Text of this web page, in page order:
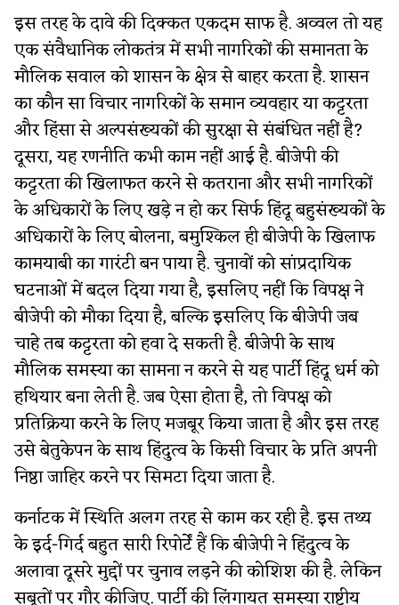
इस तरह के दावे की दिक्कत एकदम साफ है. अव्वल तो यह
एक संवैधानिक लोकतंत्र में सभी नागरिकों की समानता के
मौलिक सवाल को शासन के क्षेत्र से बाहर करता है. शासन
का कौन सा विचार नागरिकों के समान व्यवहार या कट्टरता
और हिंसा से अल्पसंख्यकों की सुरक्षा से संबंधित नहीं है?
दूसरा, यह रणनीति कभी काम नहीं आई है. बीजेपी की
कट्टरता की खिलाफत करने से कतराना और सभी नागरिकों
के अधिकारों के लिए खड़े न हो कर सिर्फ हिंदू बहुसंख्यकों के
अधिकारों के लिए बोलना, बमुश्किल ही बीजेपी के खिलाफ
कामयाबी का गारंटी बन पाया है. चुनावों को सांप्रदायिक
घटनाओं में बदल दिया गया है, इसलिए नहीं कि विपक्ष ने
बीजेपी को मौका दिया है, बल्कि इसलिए कि बीजेपी जब
चाहे तब कट्टरता को हवा दे सकती है. बीजेपी के साथ
मौलिक समस्या का सामना न करने से यह पार्टी हिंदू धर्म को
हथियार बना लेती है. जब ऐसा होता है, तो विपक्ष को
प्रतिक्रिया करने के लिए मजबूर किया जाता है और इस तरह
उसे बेतुकेपन के साथ हिंदुत्व के किसी विचार के प्रति अपनी
निष्ठा जाहिर करने पर सिमटा दिया जाता है.
कर्नाटक में स्थिति अलग तरह से काम कर रही है. इस तथ्य
के इर्द-गिर्द बहुत सारी रिपोर्टें हैं कि बीजेपी ने हिंदुत्व के
अलावा दूसरे मुद्दों पर चुनाव लड़ने की कोशिश की है. लेकिन